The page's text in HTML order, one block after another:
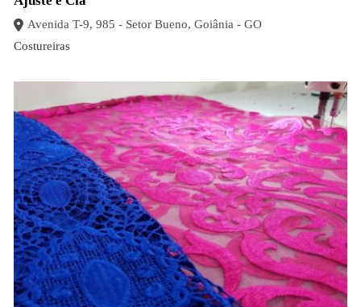
Avenida T-9, 985 - Setor Bueno, Goiânia - GO
Costureiras